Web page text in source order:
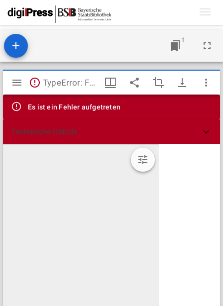
1
Mirador
Viewer
TypeError: Failed to fetch
Es ist ein Fehler aufgetreten
Technische Details